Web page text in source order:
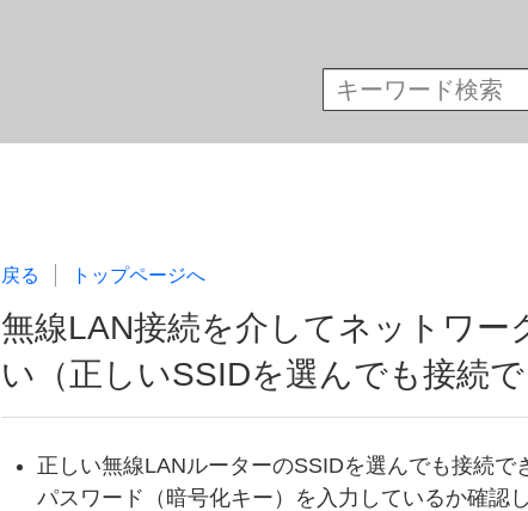
戻る トップページへ
無線LAN接続を介してネットワー
い（正しいSSIDを選んでも接続で
正しい無線LANルーターのSSIDを選んでも接続で
パスワード（暗号化キー）を入力しているか確認